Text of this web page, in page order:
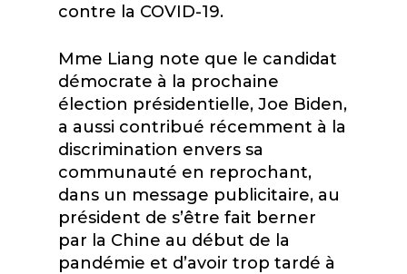
contre la COVID-19.
Mme Liang note que le candidat
démocrate à la prochaine
élection présidentielle, Joe Biden,
a aussi contribué récemment à la
discrimination envers sa
communauté en reprochant,
dans un message publicitaire, au
président de s’être fait berner
par la Chine au début de la
pandémie et d’avoir trop tardé à